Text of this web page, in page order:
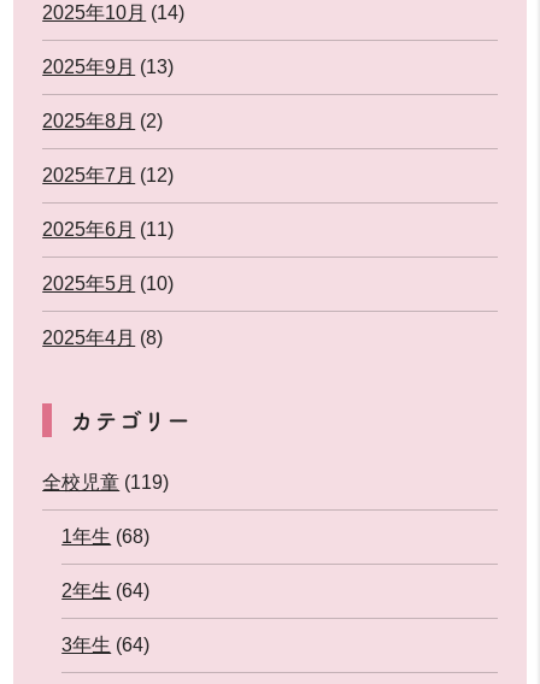
2025年10月 (14)
2025年9月 (13)
2025年8月 (2)
2025年7月 (12)
2025年6月 (11)
2025年5月 (10)
2025年4月 (8)
カテゴリー
全校児童 (119)
1年生 (68)
2年生 (64)
3年生 (64)